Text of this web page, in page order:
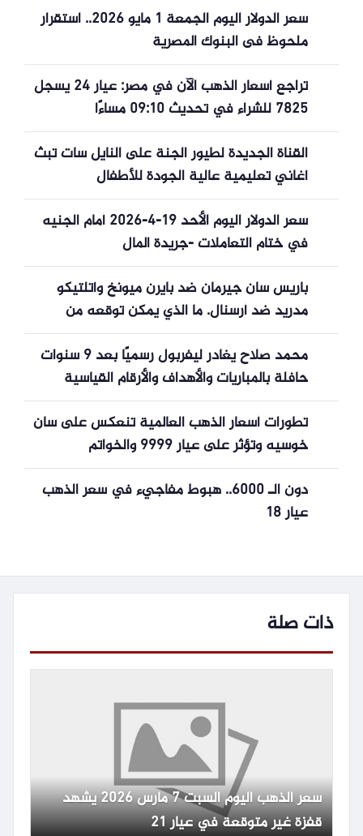
سعر الدولار اليوم الجمعة 1 مايو 2026.. استقرار
ملحوظ فى البنوك المصرية
تراجع أسعار الذهب الآن في مصر: عيار 24 يسجل
7825 للشراء في تحديث 09:10 مساءًا
القناة الجديدة لطيور الجنة على النايل سات تبث
أغاني تعليمية عالية الجودة للأطفال
سعر الدولار اليوم الأحد 19-4-2026 أمام الجنيه
في ختام التعاملات -جريدة المال
باريس سان جيرمان ضد بايرن ميونخ وأتلتيكو
مدريد ضد أرسنال. ما الذي يمكن توقعه من
مباريات الذهاب في نصف نهائي دوري أبطال
أوروبا؟
محمد صلاح يغادر ليفربول رسميًا بعد 9 سنوات
حافلة بالمباريات والأهداف والأرقام القياسية
تطورات أسعار الذهب العالمية تنعكس على سان
خوسيه وتؤثر على عيار 9999 والخواتم
دون الـ 6000.. هبوط مفاجيء في سعر الذهب
عيار 18
ذات صلة
سعر الذهب اليوم السبت 7 مارس 2026 يشهد
قفزة غير متوقعة في عيار 21